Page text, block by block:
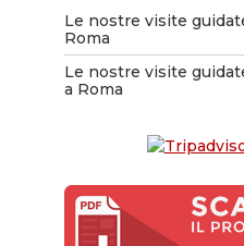
Le nostre visite
Roma
Le nostre visite
a Roma